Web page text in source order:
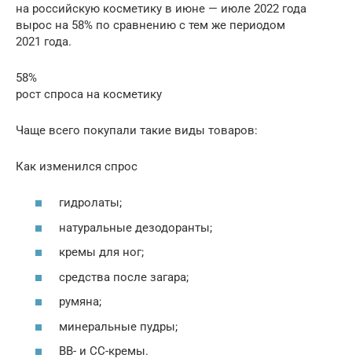
на российскую косметику в июне — июле 2022 года
вырос на 58% по сравнению с тем же периодом
2021 года.
58%
рост спроса на косметику
Чаще всего покупали такие виды товаров:
Как изменился спрос
гидролаты;
натуральные дезодоранты;
кремы для ног;
средства после загара;
румяна;
минеральные пудры;
BB- и CC-кремы.